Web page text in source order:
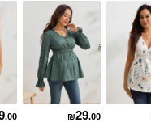
₪29.00
.00